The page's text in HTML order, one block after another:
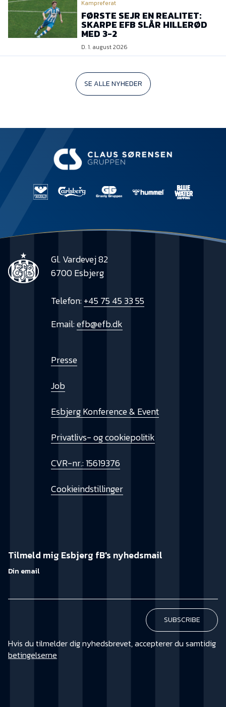
Kampreferat
FØRSTE SEJR EN REALITET:
SKARPE EFB SLÅR HILLERØD
MED 3-2
D. 1. august 2026
SE ALLE NYHEDER
Gl. Vardevej 82
6700 Esbjerg
Telefon:+45 75 45 33 55
Email:efb@efb.dk
Presse
Job
Esbjerg Konference & Event
Privatlivs- og cookiepolitik
CVR-nr.: 15619376
Cookieindstillinger
Tilmeld mig Esbjerg fB's nyhedsmail
Din email
Hvis du tilmelder dig nyhedsbrevet, accepterer du samtidig
betingelserne